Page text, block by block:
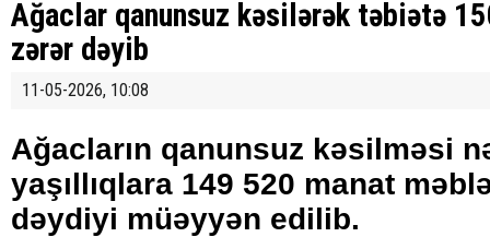
Ağaclar qanunsuz kəsilərək təbiətə
zərər dəyib
11-05-2026, 10:08
Ağacların qanunsuz kəsilməsi
yaşıllıqlara 149 520 manat
dəydiyi müəyyən edilib.